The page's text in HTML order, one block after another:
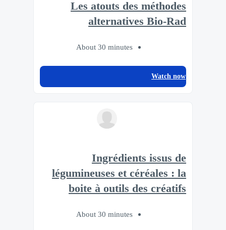
Les atouts des méthodes
alternatives Bio-Rad
About 30 minutes
Watch now
Ingrédients issus de
légumineuses et céréales : la
boite à outils des créatifs
About 30 minutes